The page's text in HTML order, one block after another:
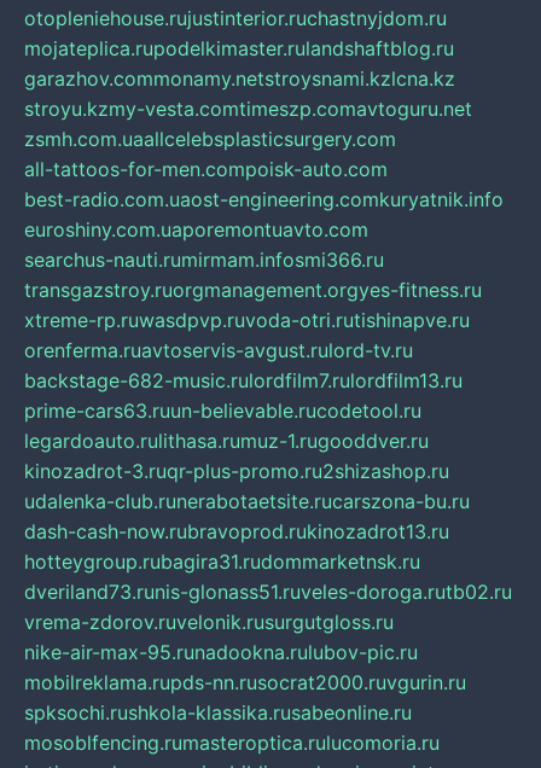
otopleniehouse.rujustinterior.ruchastnyjdom.ru
mojateplica.rupodelkimaster.rulandshaftblog.ru
garazhov.commonamy.netstroysnami.kzlcna.kz
stroyu.kzmy-vesta.comtimeszp.comavtoguru.net
zsmh.com.uaallcelebsplasticsurgery.com
all-tattoos-for-men.compoisk-auto.com
best-radio.com.uaost-engineering.comkuryatnik.info
euroshiny.com.uaporemontuavto.com
searchus-nauti.rumirmam.infosmi366.ru
transgazstroy.ruorgmanagement.orgyes-fitness.ru
xtreme-rp.ruwasdpvp.ruvoda-otri.rutishinapve.ru
orenferma.ruavtoservis-avgust.rulord-tv.ru
backstage-682-music.rulordfilm7.rulordfilm13.ru
prime-cars63.ruun-believable.rucodetool.ru
legardoauto.rulithasa.rumuz-1.rugooddver.ru
kinozadrot-3.ruqr-plus-promo.ru2shizashop.ru
udalenka-club.runerabotaetsite.rucarszona-bu.ru
dash-cash-now.rubravoprod.rukinozadrot13.ru
hotteygroup.rubagira31.rudommarketnsk.ru
dveriland73.runis-glonass51.ruveles-doroga.rutb02.ru
vrema-zdorov.ruvelonik.rusurgutgloss.ru
nike-air-max-95.runadookna.rulubov-pic.ru
mobilreklama.rupds-nn.rusocrat2000.ruvgurin.ru
spksochi.rushkola-klassika.rusabeonline.ru
mosoblfencing.rumasteroptica.rulucomoria.ru